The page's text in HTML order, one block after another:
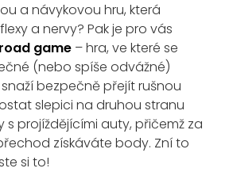
a návykovou hru, která
a nervy? Pak je pro vás
game – hra, ve které se
(nebo spíše odvážné)
bezpečně přejít rušnou
slepici na druhou stranu
s projíždějícími auty, přičemž za
získáváte body. Zní to
si to!